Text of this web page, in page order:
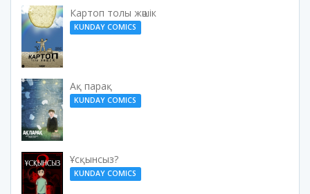
Картоп толы жәшік
KUNDAY COMICS
Ақ парақ
KUNDAY COMICS
Ұсқынсыз?
KUNDAY COMICS